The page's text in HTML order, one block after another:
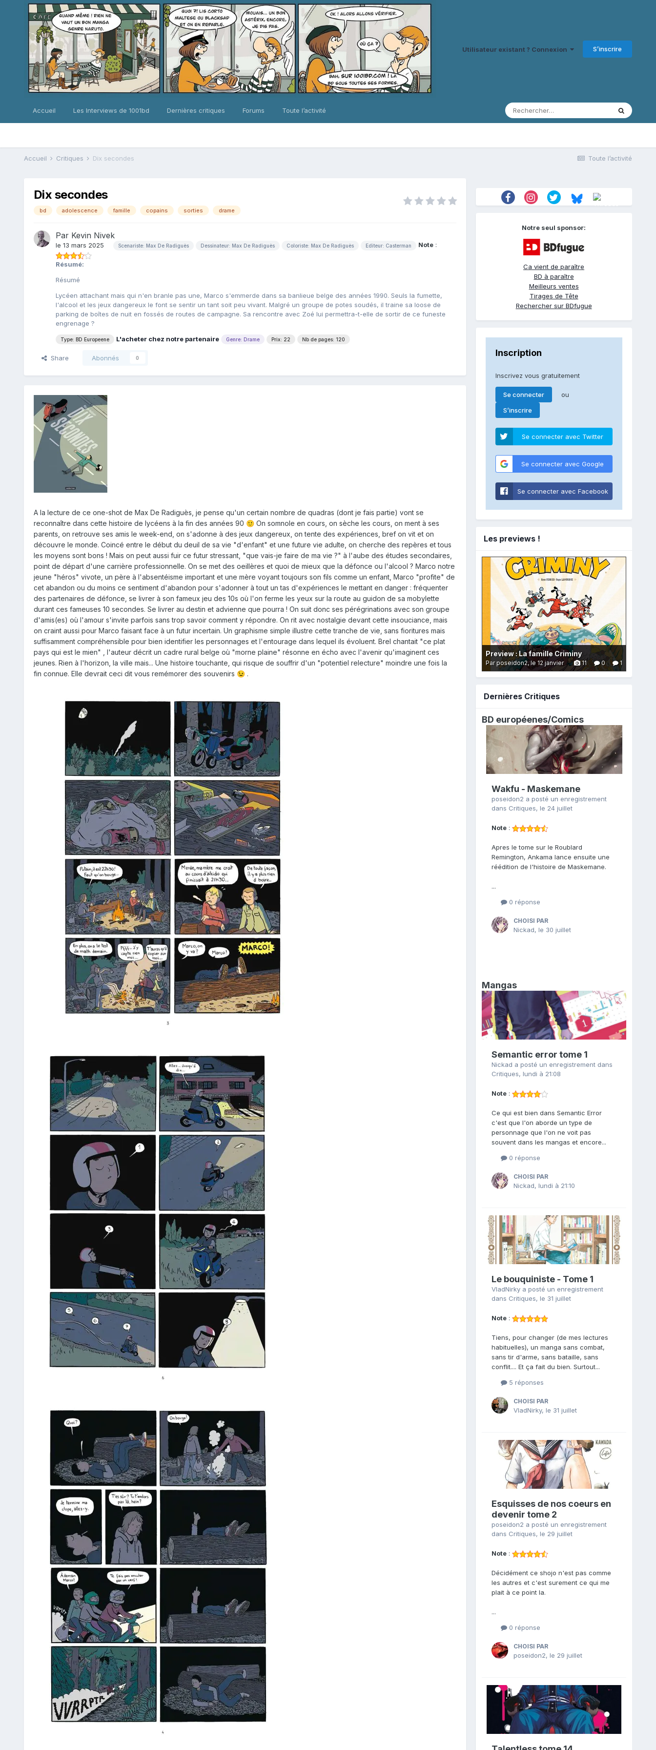
Utilisateur existant ? Connexion S’inscrire
Accueil Les Interviews de 1001bd Dernières critiques Forums Toute l’activité
Toute l’activité
Accueil Critiques Dix secondes
Dix secondes
bd adolescence famille copains sorties drame
Par Kevin Nivek
le 13 mars 2025 Scenariste: Max De Radiguès Dessinateur: Max De Radiguès Coloriste: Max De Radiguès Editeur: Casterman Note:
Résumé:
Résumé
Lycéen attachant mais qui n'en branle pas une, Marco s'emmerde dans sa banlieue belge des années 1990. Seuls la fumette,
l'alcool et les jeux dangereux le font se sentir un tant soit peu vivant. Malgré un groupe de potes soudés, il traine sa loose de
parking de boîtes de nuit en fossés de routes de campagne. Sa rencontre avec Zoé lui permettra-t-elle de sortir de ce funeste
engrenage ?
Type: BD Europeene L'acheter chez notre partenaire Genre: Drame Prix: 22 Nb de pages: 120
Share Abonnés 0
A la lecture de ce one-shot de Max De Radiguès, je pense qu'un certain nombre de quadras (dont je fais partie) vont se
reconnaître dans cette histoire de lycéens à la fin des années 90 🙂On somnole en cours, on sèche les cours, on ment à ses
parents, on retrouve ses amis le week-end, on s'adonne à des jeux dangereux, on tente des expériences, bref on vit et on
découvre le monde. Coincé entre le début du deuil de sa vie "d'enfant" et une future vie adulte, on cherche des repères et tous
les moyens sont bons ! Mais on peut aussi fuir ce futur stressant, "que vais-je faire de ma vie ?" à l'aube des études secondaires,
point de départ d'une carrière professionnelle. On se met des oeillères et quoi de mieux que la défonce ou l'alcool ? Marco notre
jeune "héros" vivote, un père à l'absentéisme important et une mère voyant toujours son fils comme un enfant, Marco "profite" de
cet abandon ou du moins ce sentiment d'abandon pour s'adonner à tout un tas d'expériences le mettant en danger : fréquenter
des partenaires de défonce, se livrer à son fameux jeu des 10s où l'on ferme les yeux sur la route au guidon de sa mobylette
durant ces fameuses 10 secondes. Se livrer au destin et advienne que pourra ! On suit donc ses pérégrinations avec son groupe
d'amis(es) où l'amour s'invite parfois sans trop savoir comment y répondre. On rit avec nostalgie devant cette insouciance, mais
on craint aussi pour Marco faisant face à un futur incertain. Un graphisme simple illustre cette tranche de vie, sans fioritures mais
suffisamment compréhensible pour bien identifier les personnages et l'entourage dans lequel ils évoluent. Brel chantait "ce plat
pays qui est le mien" , l'auteur décrit un cadre rural belge où "morne plaine" résonne en écho avec l'avenir qu'imaginent ces
jeunes. Rien à l'horizon, la ville mais... Une histoire touchante, qui risque de souffrir d'un "potentiel relecture" moindre une fois la
fin connue. Elle devrait ceci dit vous remémorer des souvenirs 😉.
Notre seul sponsor:
Ca vient de paraître
BD à paraître
Meilleurs ventes
Tirages de Tête
Rechercher sur BDfugue
Inscription
Inscrivez vous gratuitement
Se connecter ou
S’inscrire
Se connecter avec Twitter
Se connecter avec Google
Se connecter avec Facebook
Les previews !
Preview : La famille Criminy
Par poseidon2,le 12 janvier 1
0
11
Dernières Critiques
BD européenes/Comics
Wakfu - Maskemane
poseidon2 a posté un enregistrement
dans Critiques, le 24 juillet
Note:
Apres le tome sur le Roublard
Remington, Ankama lance ensuite une
réédition de l'histoire de Maskemane.
...
0 réponse
CHOISI PAR
Nickad, le 30 juillet
Mangas
Semantic error tome 1
Nickad a posté un enregistrement dans
Critiques, lundi à 21:08
Note:
Ce qui est bien dans Semantic Error
c'est que l'on aborde un type de
personnage que l'on ne voit pas
souvent dans les mangas et encore...
0 réponse
CHOISI PAR
Nickad, lundi à 21:10
Le bouquiniste - Tome 1
VladNirkya posté un enregistrement
dans Critiques, le 31 juillet
Note:
Tiens, pour changer (de mes lectures
habituelles), un manga sans combat,
sans tir d'arme, sans bataille, sans
conflit.... Et ça fait du bien. Surtout...
5 réponses
CHOISI PAR
VladNirky, le 31 juillet
Esquisses de nos coeurs en
devenir tome 2
poseidon2 a posté un enregistrement
dans Critiques, le 29 juillet
Note:
Décidément ce shojo n'est pas comme
les autres et c'est surement ce qui me
plait à ce point la.
...
0 réponse
CHOISI PAR
poseidon2, le 29 juillet